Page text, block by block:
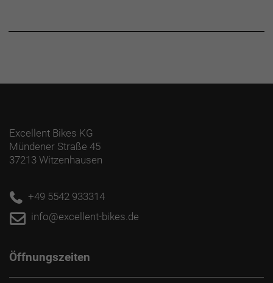
Excellent Bikes KG
Mündener Straße 45
37213 Witzenhausen
+49 5542 933314
info@excellent-bikes.de
Öffnungszeiten